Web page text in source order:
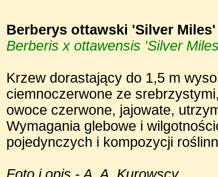
Berberys ottawski 'Silver Miles'
Berberis x ottawensis 'Silver
Krzew dorastający do 1,5 m
ciemnoczerwone ze
owoce czerwone, jajowate,
Wymagania glebowe i
pojedynczych i kompozycji